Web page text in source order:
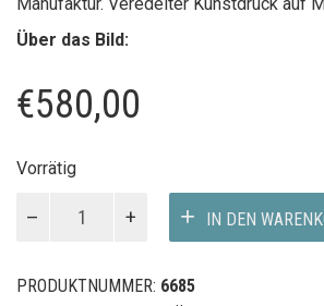
Manufaktur. Veredelter Kunstdruck auf
Über das Bild:
€580,00
Vorrätig
Menge
IN DEN
PRODUKTNUMMER: 6685